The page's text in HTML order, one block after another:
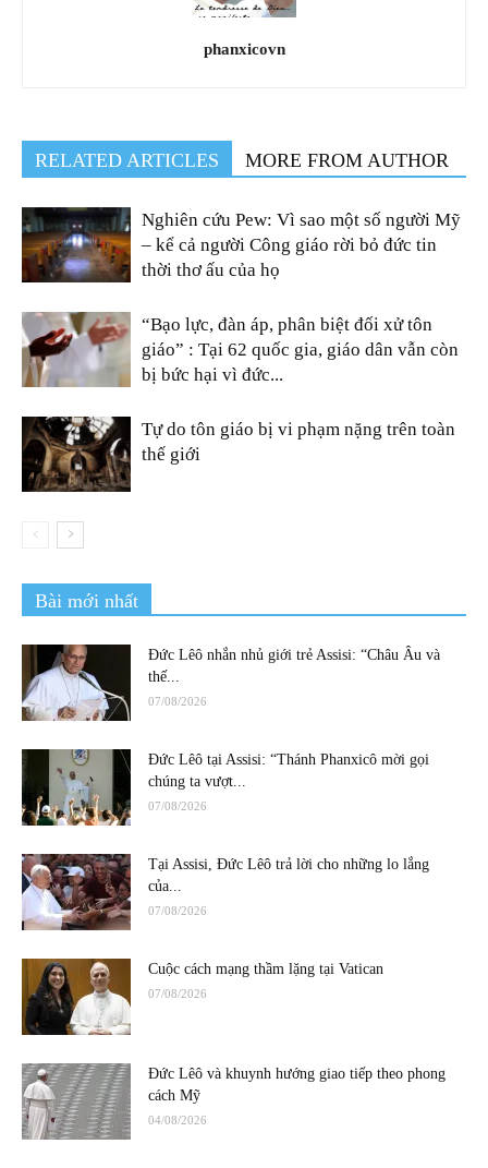
phanxicovn
RELATED ARTICLES MORE FROM AUTHOR
Nghiên cứu Pew: Vì sao một số người Mỹ
– kể cả người Công giáo rời bỏ đức tin
thời thơ ấu của họ
“Bạo lực, đàn áp, phân biệt đối xử tôn
giáo” : Tại 62 quốc gia, giáo dân vẫn còn
bị bức hại vì đức...
Tự do tôn giáo bị vi phạm nặng trên toàn
thế giới
Bài mới nhất
Đức Lêô nhắn nhủ giới trẻ Assisi: “Châu Âu và
thế...
07/08/2026
Đức Lêô tại Assisi: “Thánh Phanxicô mời gọi
chúng ta vượt...
07/08/2026
Tại Assisi, Đức Lêô trả lời cho những lo lắng
của...
07/08/2026
Cuộc cách mạng thầm lặng tại Vatican
07/08/2026
Đức Lêô và khuynh hướng giao tiếp theo phong
cách Mỹ
04/08/2026